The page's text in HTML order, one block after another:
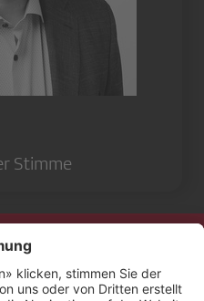
Stimme